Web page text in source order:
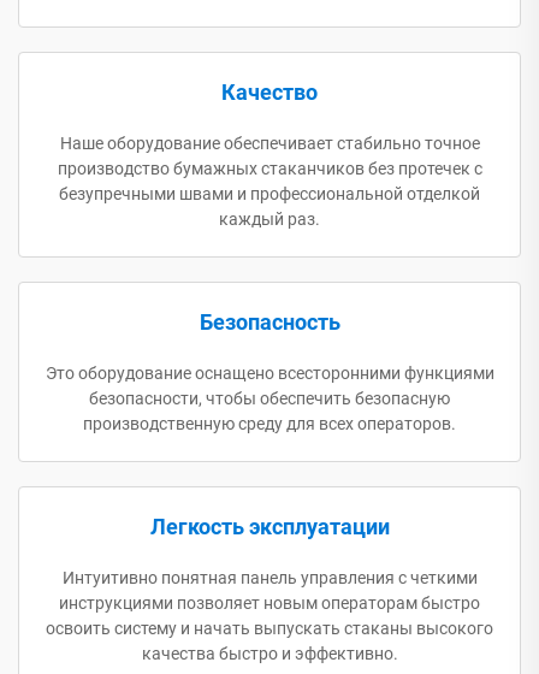
Качество
Наше оборудование обеспечивает стабильно точное
производство бумажных стаканчиков без протечек с
безупречными швами и профессиональной отделкой
каждый раз.
Безопасность
Это оборудование оснащено всесторонними функциями
безопасности, чтобы обеспечить безопасную
производственную среду для всех операторов.
Легкость эксплуатации
Интуитивно понятная панель управления с четкими
инструкциями позволяет новым операторам быстро
освоить систему и начать выпускать стаканы высокого
качества быстро и эффективно.